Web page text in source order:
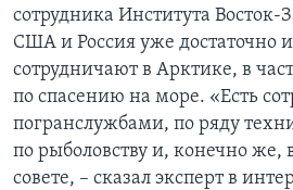
сотрудника Института Восток-
США и Россия уже достаточно
сотрудничают в Арктике, в
по спасению на море. «Есть
погранслужбами, по ряду
по рыболовству и, конечно же,
совете, – сказал эксперт в